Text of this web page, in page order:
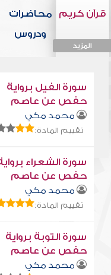
قرآن كريم
المزيد
محاضرات
ودروس
سورة الفيل برواية
حفص عن عاصم
محمد مكي
تقييم المادة:
سورة الشعراء
حفص عن عاصم
محمد مكي
تقييم المادة:
سورة التوبة برواية
حفص عن عاصم
محمد مكي